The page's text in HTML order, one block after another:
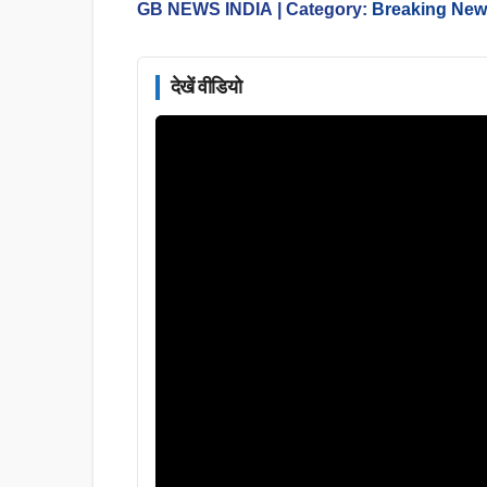
GB NEWS INDIA | Category: Breaking
देखें वीडियो